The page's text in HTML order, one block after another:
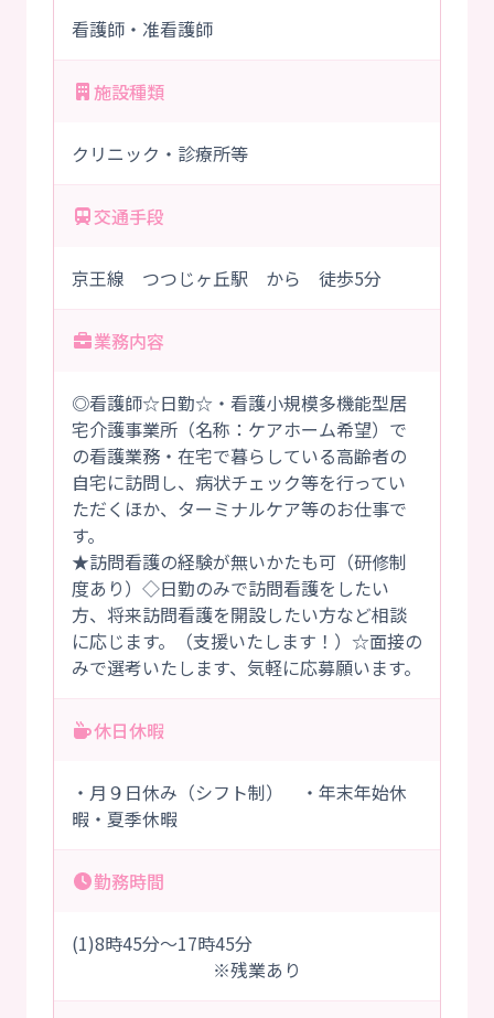
看護師・准看護師
施設種類
クリニック・診療所等
交通手段
京王線 つつじヶ丘駅 から 徒歩5分
業務内容
◎看護師☆日勤☆・看護小規模多機能型居
宅介護事業所（名称：ケアホーム希望）で
の看護業務・在宅で暮らしている高齢者の
自宅に訪問し、病状チェック等を行ってい
ただくほか、ターミナルケア等のお仕事で
す。
★訪問看護の経験が無いかたも可（研修制
度あり）◇日勤のみで訪問看護をしたい
方、将来訪問看護を開設したい方など相談
に応じます。（支援いたします！）☆面接の
みで選考いたします、気軽に応募願います。
休日休暇
・月９日休み（シフト制） ・年末年始休
暇・夏季休暇
勤務時間
(1)8時45分～17時45分
※残業あり